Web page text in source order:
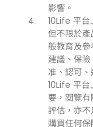
影響。
10Life 平
但不限於
般教育及
建議、保
准、認可
10Life 平
要，閱覽
評估，亦
購買任何